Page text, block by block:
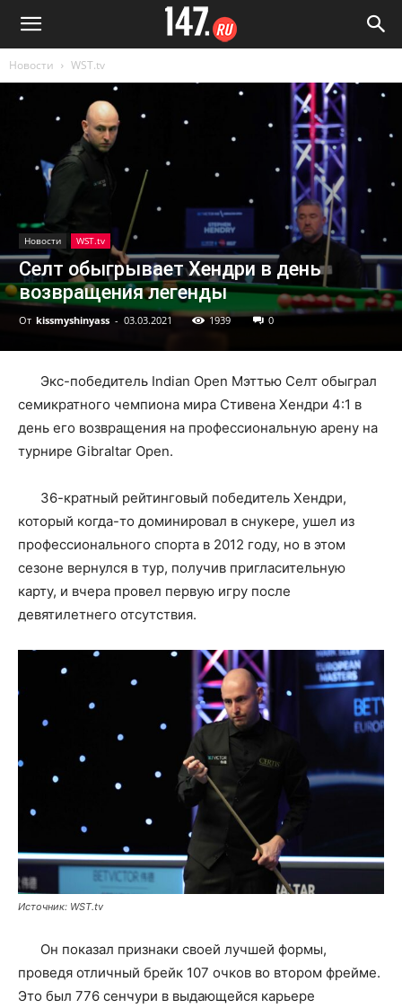
Новости WST.tv
Новости WST.tv
Селт обыгрывает Хендри в день
возвращения легенды
От kissmyshinyass - 03.03.2021 1939 0
Экс-победитель Indian Open Мэттью Селт обыграл
семикратного чемпиона мира Стивена Хендри 4:1 в
день его возвращения на профессиональную арену на
турнире Gibraltar Open.
36-кратный рейтинговый победитель Хендри,
который когда-то доминировал в снукере, ушел из
профессионального спорта в 2012 году, но в этом
сезоне вернулся в тур, получив пригласительную
карту, и вчера провел первую игру после
девятилетнего отсутствия.
Источник: WST.tv
Он показал признаки своей лучшей формы,
проведя отличный брейк 107 очков во втором фрейме.
Это был 776 сенчури в выдающейся карьере